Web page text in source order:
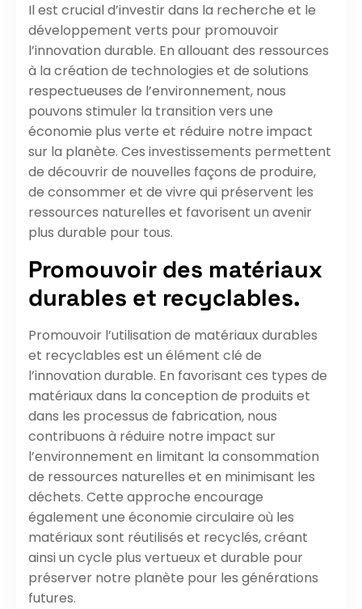
Il est crucial d’investir dans la recherche et le
développement verts pour promouvoir
l’innovation durable. En allouant des ressources
à la création de technologies et de solutions
respectueuses de l’environnement, nous
pouvons stimuler la transition vers une
économie plus verte et réduire notre impact
sur la planète. Ces investissements permettent
de découvrir de nouvelles façons de produire,
de consommer et de vivre qui préservent les
ressources naturelles et favorisent un avenir
plus durable pour tous.
Promouvoir des matériaux
durables et recyclables.
Promouvoir l’utilisation de matériaux durables
et recyclables est un élément clé de
l’innovation durable. En favorisant ces types de
matériaux dans la conception de produits et
dans les processus de fabrication, nous
contribuons à réduire notre impact sur
l’environnement en limitant la consommation
de ressources naturelles et en minimisant les
déchets. Cette approche encourage
également une économie circulaire où les
matériaux sont réutilisés et recyclés, créant
ainsi un cycle plus vertueux et durable pour
préserver notre planète pour les générations
futures.